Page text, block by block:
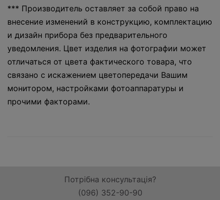
*** Производитель оставляет за собой право на
внесение изменений в конструкцию, комплектацию
и дизайн прибора без предварительного
уведомления. Цвет изделия на фотографии может
отличаться от цвета фактического товара, что
связано с искажением цветопередачи Вашим
монитором, настройками фотоаппаратуры и
прочими факторами.
Потрібна консультація?
(096) 352-90-90